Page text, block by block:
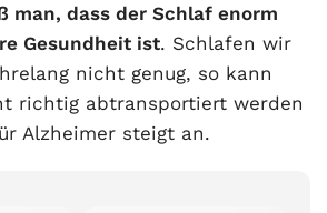
man, dass der Schlaf enorm
Gesundheit ist. Schlafen wir
nicht genug, so kann
richtig abtransportiert werden
Alzheimer steigt an.